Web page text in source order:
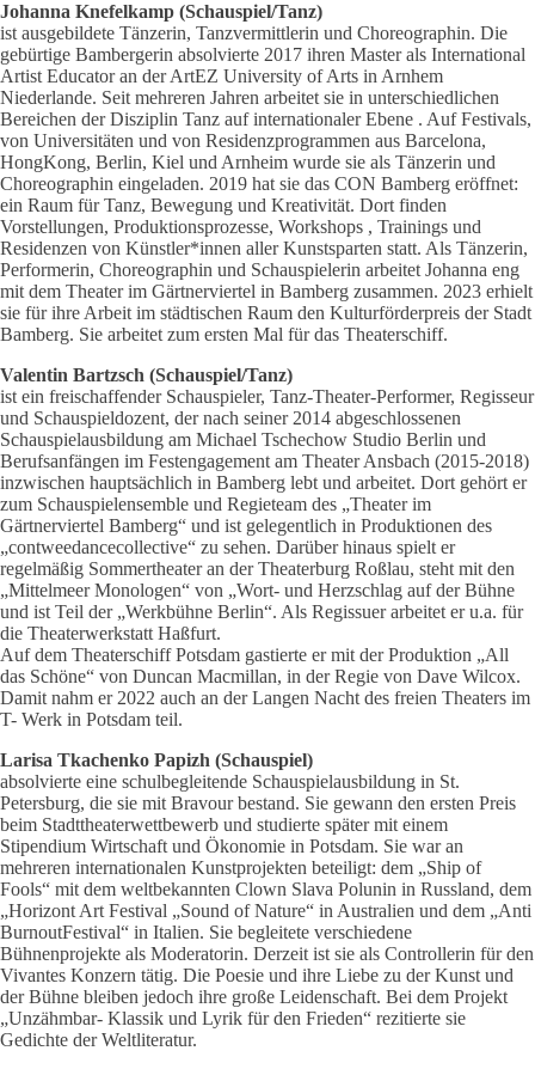
Johanna Knefelkamp (Schauspiel/Tanz)
ist ausgebildete Tänzerin, Tanzvermittlerin und Choreographin. Die
gebürtige Bambergerin absolvierte 2017 ihren Master als International
Artist Educator an der ArtEZ University of Arts in Arnhem
Niederlande. Seit mehreren Jahren arbeitet sie in unterschiedlichen
Bereichen der Disziplin Tanz auf internationaler Ebene . Auf Festivals,
von Universitäten und von Residenzprogrammen aus Barcelona,
HongKong, Berlin, Kiel und Arnheim wurde sie als Tänzerin und
Choreographin eingeladen. 2019 hat sie das CON Bamberg eröffnet:
ein Raum für Tanz, Bewegung und Kreativität. Dort finden
Vorstellungen, Produktionsprozesse, Workshops , Trainings und
Residenzen von Künstler*innen aller Kunstsparten statt. Als Tänzerin,
Performerin, Choreographin und Schauspielerin arbeitet Johanna eng
mit dem Theater im Gärtnerviertel in Bamberg zusammen. 2023 erhielt
sie für ihre Arbeit im städtischen Raum den Kulturförderpreis der Stadt
Bamberg. Sie arbeitet zum ersten Mal für das Theaterschiff.
Valentin Bartzsch (Schauspiel/Tanz)
ist ein freischaffender Schauspieler, Tanz-Theater-Performer, Regisseur
und Schauspieldozent, der nach seiner 2014 abgeschlossenen
Schauspielausbildung am Michael Tschechow Studio Berlin und
Berufsanfängen im Festengagement am Theater Ansbach (2015-2018)
inzwischen hauptsächlich in Bamberg lebt und arbeitet. Dort gehört er
zum Schauspielensemble und Regieteam des „Theater im
Gärtnerviertel Bamberg“ und ist gelegentlich in Produktionen des
„contweedancecollective“ zu sehen. Darüber hinaus spielt er
regelmäßig Sommertheater an der Theaterburg Roßlau, steht mit den
„Mittelmeer Monologen“ von „Wort- und Herzschlag auf der Bühne
und ist Teil der „Werkbühne Berlin“. Als Regissuer arbeitet er u.a. für
die Theaterwerkstatt Haßfurt.
Auf dem Theaterschiff Potsdam gastierte er mit der Produktion „All
das Schöne“ von Duncan Macmillan, in der Regie von Dave Wilcox.
Damit nahm er 2022 auch an der Langen Nacht des freien Theaters im
T- Werk in Potsdam teil.
Larisa Tkachenko Papizh (Schauspiel)
absolvierte eine schulbegleitende Schauspielausbildung in St.
Petersburg, die sie mit Bravour bestand. Sie gewann den ersten Preis
beim Stadttheaterwettbewerb und studierte später mit einem
Stipendium Wirtschaft und Ökonomie in Potsdam. Sie war an
mehreren internationalen Kunstprojekten beteiligt: dem „Ship of
Fools“ mit dem weltbekannten Clown Slava Polunin in Russland, dem
„Horizont Art Festival „Sound of Nature“ in Australien und dem „Anti
BurnoutFestival“ in Italien. Sie begleitete verschiedene
Bühnenprojekte als Moderatorin. Derzeit ist sie als Controllerin für den
Vivantes Konzern tätig. Die Poesie und ihre Liebe zu der Kunst und
der Bühne bleiben jedoch ihre große Leidenschaft. Bei dem Projekt
„Unzähmbar- Klassik und Lyrik für den Frieden“ rezitierte sie
Gedichte der Weltliteratur.